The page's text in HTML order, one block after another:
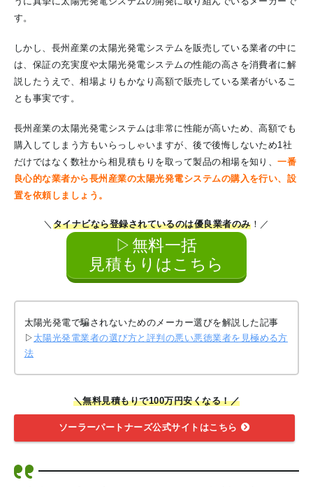
す。
しかし、長州産業の太陽光発電システムを販売している業者の中に
は、保証の充実度や太陽光発電システムの性能の高さを消費者に解
説したうえで、相場よりもかなり高額で販売している業者がいるこ
とも事実です。
長州産業の太陽光発電システムは非常に性能が高いため、高額でも
購入してしまう方もいらっしゃいますが、後で後悔しないため1社
だけではなく数社から相見積もりを取って製品の相場を知り、一番
良心的な業者から長州産業の太陽光発電システムの購入を行い、設
置を依頼しましょう。
＼ タイナビなら登録されているのは優良業者のみ！／
▷無料一括
見積もりはこちら
太陽光発電で騙されないためのメーカー選びを解説した記事
▷ 太陽光発電業者の選び方と評判の悪い悪徳業者を見極める方
法
＼無料見積もりで100万円安くなる！／
ソーラーパートナーズ公式サイトはこちら